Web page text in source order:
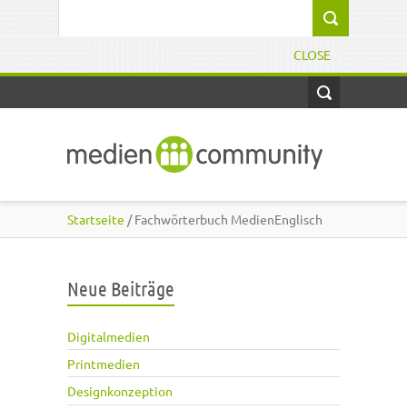
CLOSE
Startseite / Fachwörterbuch MedienEnglisch
Neue Beiträge
Digitalmedien
Printmedien
Designkonzeption